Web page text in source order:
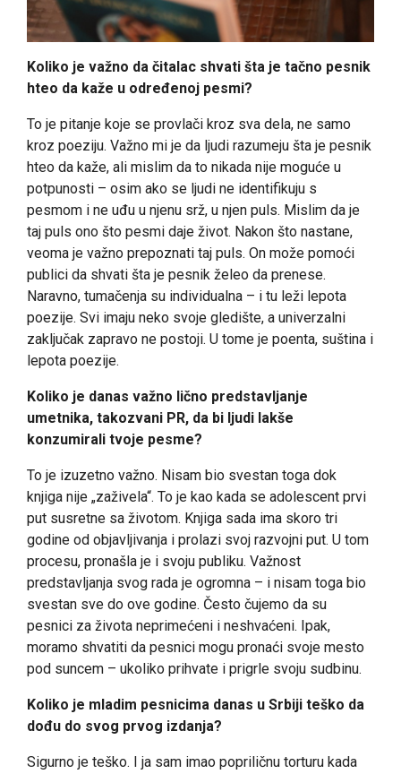
Koliko je važno da čitalac shvati šta je tačno pesnik
hteo da kaže u određenoj pesmi?
To je pitanje koje se provlači kroz sva dela, ne samo
kroz poeziju. Važno mi je da ljudi razumeju šta je pesnik
hteo da kaže, ali mislim da to nikada nije moguće u
potpunosti – osim ako se ljudi ne identifikuju s
pesmom i ne uđu u njenu srž, u njen puls. Mislim da je
taj puls ono što pesmi daje život. Nakon što nastane,
veoma je važno prepoznati taj puls. On može pomoći
publici da shvati šta je pesnik želeo da prenese.
Naravno, tumačenja su individualna – i tu leži lepota
poezije. Svi imaju neko svoje gledište, a univerzalni
zaključak zapravo ne postoji. U tome je poenta, suština i
lepota poezije.
Koliko je danas važno lično predstavljanje
umetnika, takozvani PR, da bi ljudi lakše
konzumirali tvoje pesme?
To je izuzetno važno. Nisam bio svestan toga dok
knjiga nije „zaživela“. To je kao kada se adolescent prvi
put susretne sa životom. Knjiga sada ima skoro tri
godine od objavljivanja i prolazi svoj razvojni put. U tom
procesu, pronašla je i svoju publiku. Važnost
predstavljanja svog rada je ogromna – i nisam toga bio
svestan sve do ove godine. Često čujemo da su
pesnici za života neprimećeni i neshvaćeni. Ipak,
moramo shvatiti da pesnici mogu pronaći svoje mesto
pod suncem – ukoliko prihvate i prigrle svoju sudbinu.
Koliko je mladim pesnicima danas u Srbiji teško da
dođu do svog prvog izdanja?
Sigurno je teško. I ja sam imao popriličnu torturu kada